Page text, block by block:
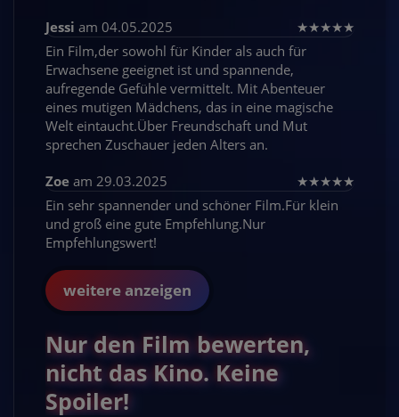
Jessi am 04.05.2025 ★★★★★
Ein Film,der sowohl für Kinder als auch für
Erwachsene geeignet ist und spannende,
aufregende Gefühle vermittelt. Mit Abenteuer
eines mutigen Mädchens, das in eine magische
Welt eintaucht.Über Freundschaft und Mut
sprechen Zuschauer jeden Alters an.
Zoe am 29.03.2025 ★★★★★
Ein sehr spannender und schöner Film.Für klein
und groß eine gute Empfehlung.Nur
Empfehlungswert!
weitere anzeigen
Nur den Film bewerten,
nicht das Kino. Keine
Spoiler!